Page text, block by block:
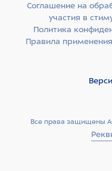
Все права защищены
Соглашение на
участия в
Политика
Правила